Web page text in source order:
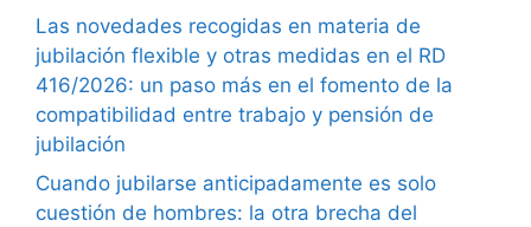
Las novedades recogidas en materia de
jubilación flexible y otras medidas en el RD
416/2026: un paso más en el fomento de la
compatibilidad entre trabajo y pensión de
jubilación
Cuando jubilarse anticipadamente es solo
cuestión de hombres: la otra brecha del